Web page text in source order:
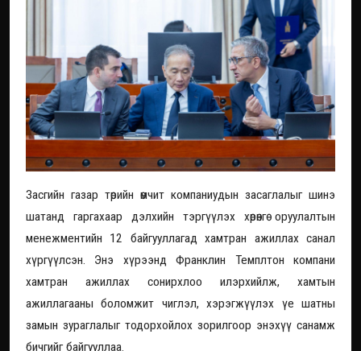
Засгийн газар төрийн өмчит компаниудын засаглалыг шинэ
шатанд гаргахаар дэлхийн тэргүүлэх хөрөнгө оруулалтын
менежментийн 12 байгууллагад хамтран ажиллах санал
хүргүүлсэн. Энэ хүрээнд Франклин Темплтон компани
хамтран ажиллах сонирхлоо илэрхийлж, хамтын
ажиллагааны боломжит чиглэл, хэрэгжүүлэх үе шатны
замын зураглалыг тодорхойлох зорилгоор энэхүү санамж
бичгийг байгууллаа.